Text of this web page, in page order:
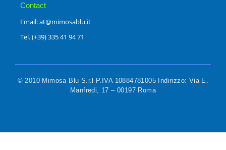
Contact
Email: at@mimosablu.it
Tel. (+39) 335 41 94 71
© 2010 Mimosa Blu S.r.l P.IVA 10884781005 Indirizzo: Via E.
Manfredi, 17 – 00197 Roma